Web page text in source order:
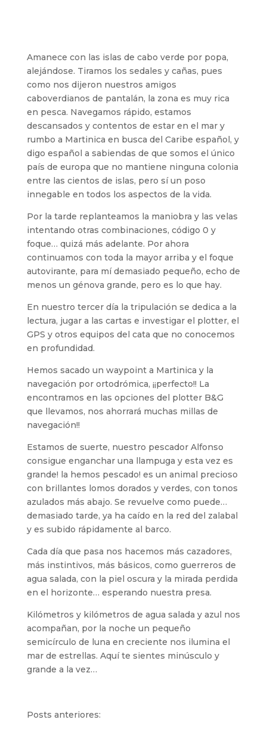
Amanece con las islas de cabo verde por popa,
alejándose. Tiramos los sedales y cañas, pues
como nos dijeron nuestros amigos
caboverdianos de pantalán, la zona es muy rica
en pesca. Navegamos rápido, estamos
descansados y contentos de estar en el mar y
rumbo a Martinica en busca del Caribe español, y
digo español a sabiendas de que somos el único
país de europa que no mantiene ninguna colonia
entre las cientos de islas, pero sí un poso
innegable en todos los aspectos de la vida.
Por la tarde replanteamos la maniobra y las velas
intentando otras combinaciones, código 0 y
foque… quizá más adelante. Por ahora
continuamos con toda la mayor arriba y el foque
autovirante, para mí demasiado pequeño, echo de
menos un génova grande, pero es lo que hay.
En nuestro tercer día la tripulación se dedica a la
lectura, jugar a las cartas e investigar el plotter, el
GPS y otros equipos del cata que no conocemos
en profundidad.
Hemos sacado un waypoint a Martinica y la
navegación por ortodrómica, ¡¡perfecto!! La
encontramos en las opciones del plotter B&G
que llevamos, nos ahorrará muchas millas de
navegación!!
Estamos de suerte, nuestro pescador Alfonso
consigue enganchar una llampuga y esta vez es
grande! la hemos pescado! es un animal precioso
con brillantes lomos dorados y verdes, con tonos
azulados más abajo. Se revuelve como puede…
demasiado tarde, ya ha caído en la red del zalabal
y es subido rápidamente al barco.
Cada día que pasa nos hacemos más cazadores,
más instintivos, más básicos, como guerreros de
agua salada, con la piel oscura y la mirada perdida
en el horizonte… esperando nuestra presa.
Kilómetros y kilómetros de agua salada y azul nos
acompañan, por la noche un pequeño
semicírculo de luna en creciente nos ilumina el
mar de estrellas. Aquí te sientes minúsculo y
grande a la vez…
Posts anteriores: